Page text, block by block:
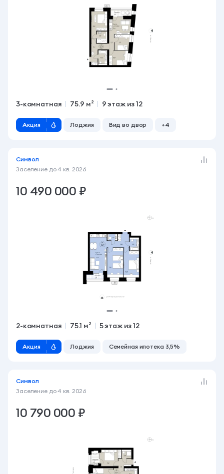
3-комнатная 75.9 м² 9 этаж из 12
Акция Лоджия Вид во двор +4
Символ
Заселение до4 кв. 2026
10 490 000 ₽
2-комнатная 75.1 м² 5 этаж из 12
Акция Лоджия Семейная ипотека 3,5%
Символ
Заселение до4 кв. 2026
10 790 000 ₽